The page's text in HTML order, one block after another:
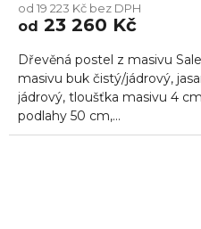
od 19 223 Kč bez DPH
od 23 260 Kč
Dřevěná postel z masivu
masivu buk čistý/jádrový,
jádrový, tloušťka masivu 4
podlahy 50 cm,...